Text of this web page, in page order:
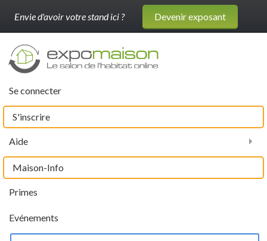
Envie d'avoir votre stand ici ? Devenir exposant
Se connecter
S'inscrire
Aide
Evénements
Primes
Maison-Info